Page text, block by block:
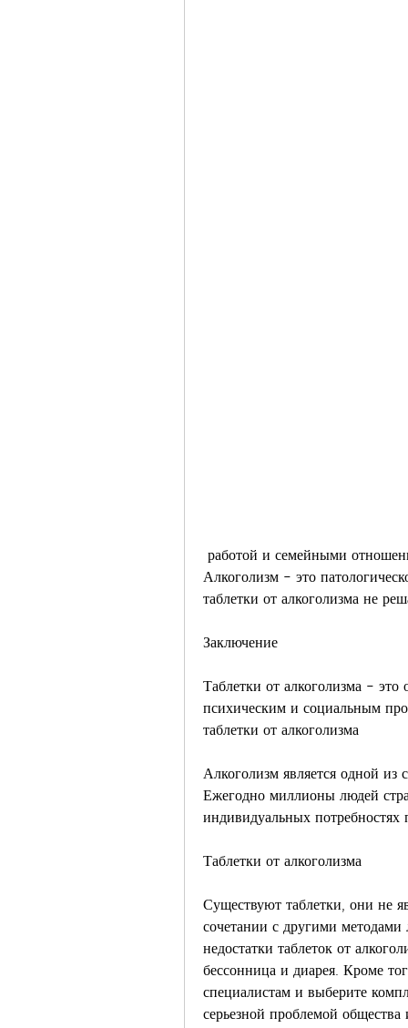
Алкоголизм – это
таблетки от алкоголизма не
Заключение
Таблетки от алкоголизма –
психическим и социальным
таблетки от алкоголизма
Алкоголизм является одной из
Ежегодно миллионы людей
индивидуальных потребностях
Таблетки от алкоголизма
Существуют таблетки, они не
сочетании с другими
недостатки таблеток от
бессонница и диарея. Кроме
специалистам и выберите
серьезной проблемой